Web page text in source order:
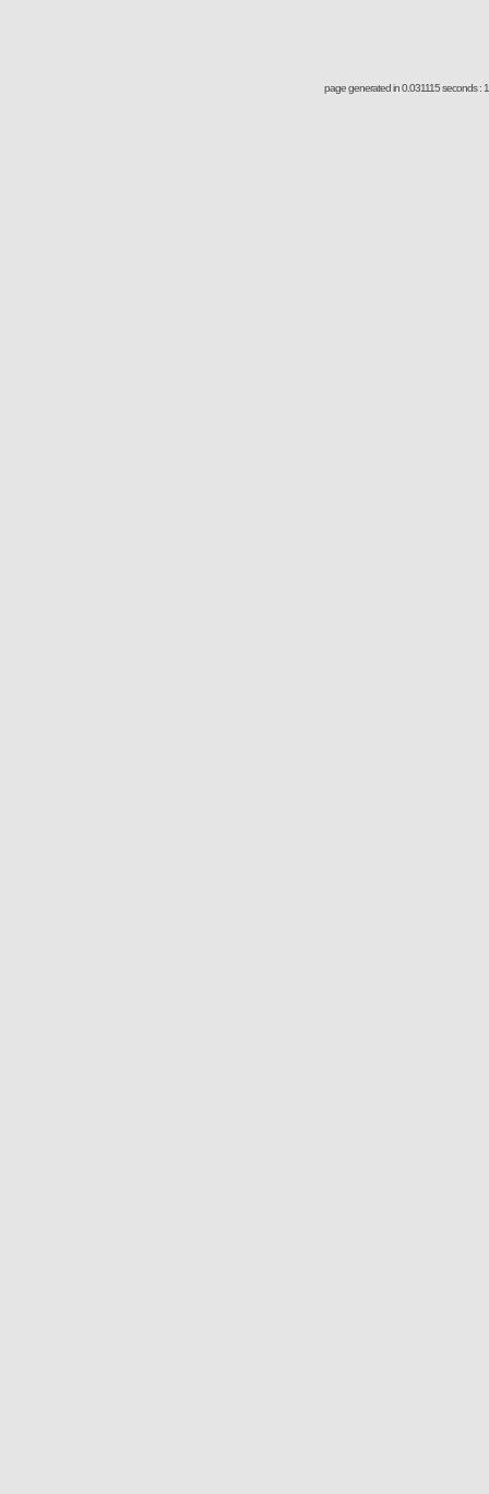
page generated in 0.031115 seconds :